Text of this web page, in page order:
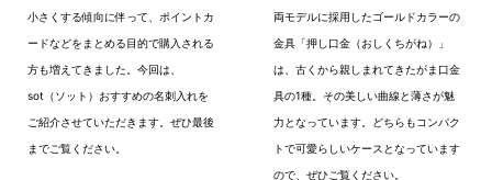
小さくする傾向に伴って、ポイントカ
ードなどをまとめる目的で購入される
方も増えてきました。今回は、
sot（ソット）おすすめの名刺入れを
ご紹介させていただきます。ぜひ最後
までご覧ください。
両モデルに採用したゴールドカラーの
金具「押し口金（おしくちがね）」
は、古くから親しまれてきたがま口金
具の1種。その美しい曲線と薄さが魅
力となっています。どちらもコンパク
トで可愛らしいケースとなっています
ので、ぜひご覧ください。